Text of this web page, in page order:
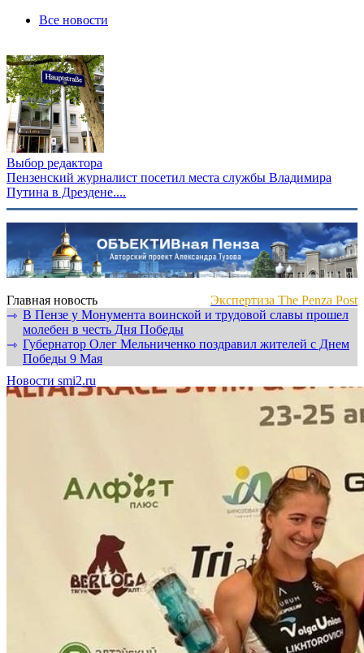
Все новости
Выбор редактора
Пензенский журналист посетил места службы Владимира
Путина в Дрездене....
Главная новость
Экспертиза The Penza Post
⇾ В Пензе у Монумента воинской и трудовой славы прошел
молебен в честь Дня Победы
⇾ Губернатор Олег Мельниченко поздравил жителей с Днем
Победы 9 Мая
Новости smi2.ru